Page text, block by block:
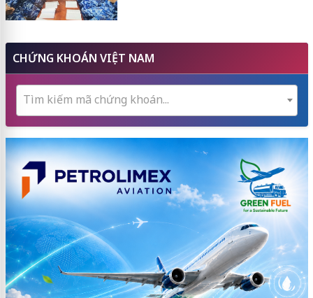
CHỨNG KHOÁN VIỆT NAM
Tìm kiếm mã chứng khoán...